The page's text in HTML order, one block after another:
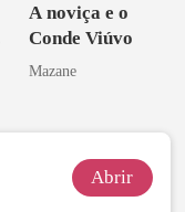
A noviça e o
Conde Viúvo
Mazane
Abrir